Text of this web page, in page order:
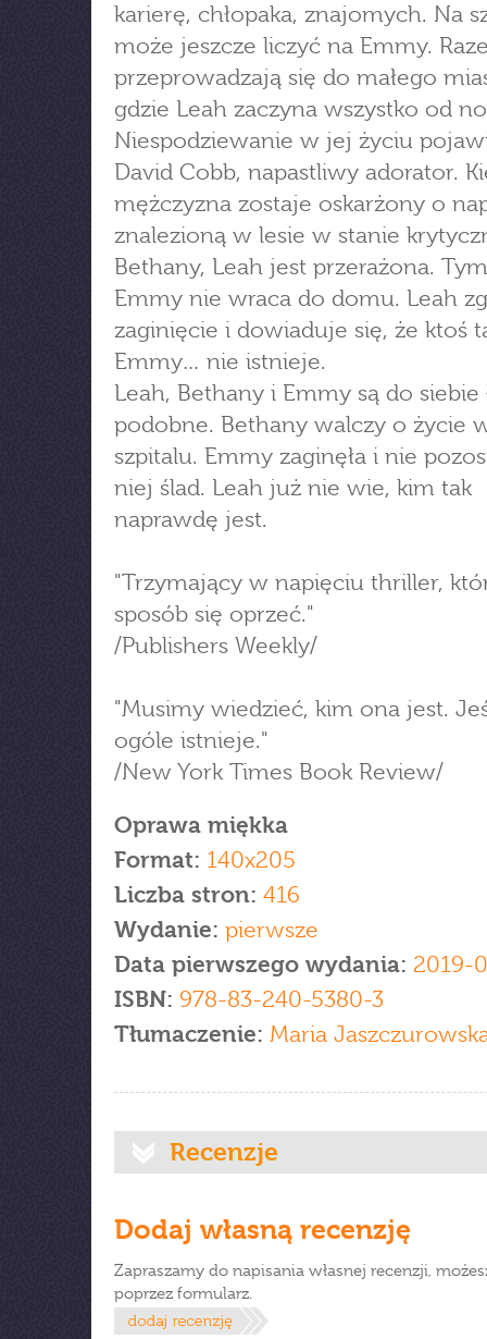
karierę, chłopaka, znajomych. Na
może jeszcze liczyć na Emmy.
przeprowadzają się do małego
gdzie Leah zaczyna wszystko od
Niespodziewanie w jej życiu
David Cobb, napastliwy adorator.
mężczyzna zostaje oskarżony o
znalezioną w lesie w stanie
Bethany, Leah jest przerażona.
Emmy nie wraca do domu. Leah
zaginięcie i dowiaduje się, że ktoś
Emmy… nie istnieje.
Leah, Bethany i Emmy są do siebie
podobne. Bethany walczy o życie
szpitalu. Emmy zaginęła i nie
niej ślad. Leah już nie wie, kim tak
naprawdę jest.
"Trzymający w napięciu thriller,
sposób się oprzeć."
/Publishers Weekly/
"Musimy wiedzieć, kim ona jest.
ogóle istnieje."
/New York Times Book Review/
Oprawa miękka
Format: 140x205
Liczba stron: 416
Wydanie: pierwsze
Data pierwszego wydania: 2019-
ISBN: 978-83-240-5380-3
Tłumaczenie: Maria
Recenzje
Dodaj własną recenzję
Zapraszamy do napisania własnej recenzji,
poprzez formularz.